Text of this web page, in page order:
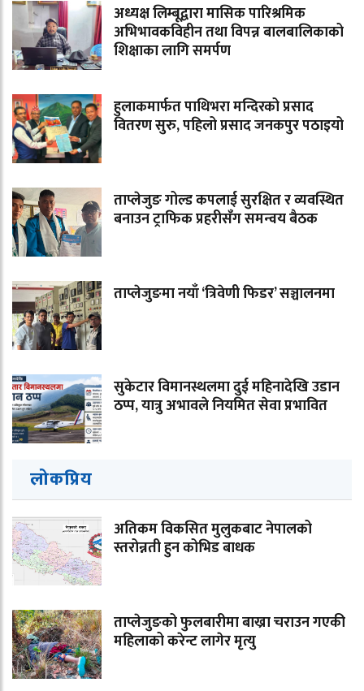
अध्यक्ष लिम्बूद्वारा मासिक पारिश्रमिक
अभिभावकविहीन तथा विपन्न बालबालिकाको
शिक्षाका लागि समर्पण
हुलाकमार्फत पाथिभरा मन्दिरको प्रसाद
वितरण सुरु, पहिलो प्रसाद जनकपुर पठाइयो
ताप्लेजुङ गोल्ड कपलाई सुरक्षित र व्यवस्थित
बनाउन ट्राफिक प्रहरीसँग समन्वय बैठक
ताप्लेजुङमा नयाँ ‘त्रिवेणी फिडर’ सञ्चालनमा
सुकेटार विमानस्थलमा दुई महिनादेखि उडान
ठप्प, यात्रु अभावले नियमित सेवा प्रभावित
लोकप्रिय
अतिकम विकसित मुलुकबाट नेपालको
स्तरोन्नती हुन कोभिड बाधक
ताप्लेजुङको फुलबारीमा बाख्रा चराउन गएकी
महिलाको करेन्ट लागेर मृत्यु